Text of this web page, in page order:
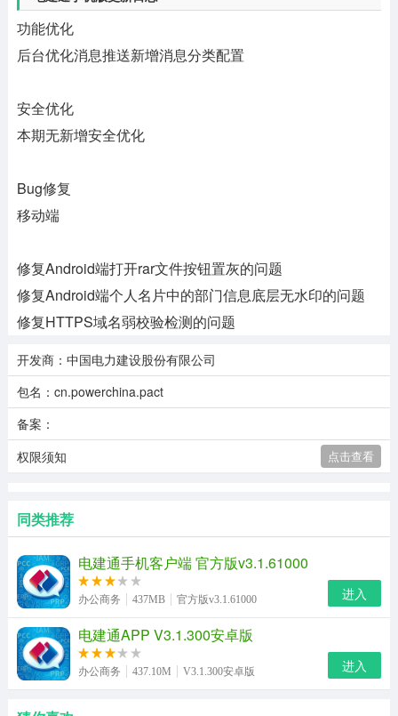
功能优化
后台优化消息推送新增消息分类配置
安全优化
本期无新增安全优化
Bug修复
移动端
修复Android端打开rar文件按钮置灰的问题
修复Android端个人名片中的部门信息底层无水印的问题
修复HTTPS域名弱校验检测的问题
开发商：中国电力建设股份有限公司
包名：cn.powerchina.pact
备案：
权限须知
点击查看
同类推荐
电建通手机客户端 官方版v3.1.61000
办公商务 437MB 官方版v3.1.61000 进入
电建通APP V3.1.300安卓版
办公商务 437.10M V3.1.300安卓版 进入